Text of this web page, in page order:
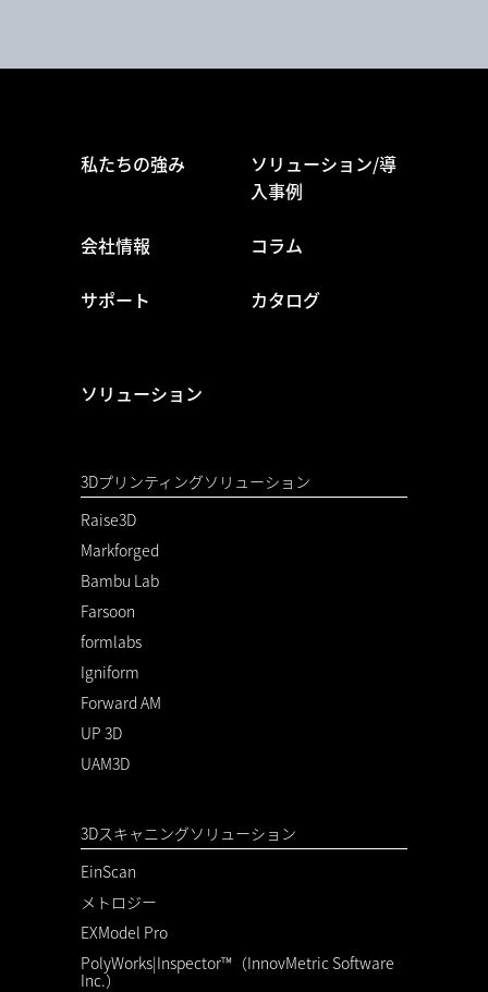
私たちの強み
ソリューション/導
入事例
会社情報 コラム
サポート カタログ
ソリューション
3Dプリンティングソリューション
Raise3D
Markforged
Bambu Lab
Farsoon
formlabs
Igniform
Forward AM
UP 3D
UAM3D
3Dスキャニングソリューション
EinScan
メトロジー
EXModel Pro
PolyWorks|Inspector™（InnovMetric Software
Inc.）